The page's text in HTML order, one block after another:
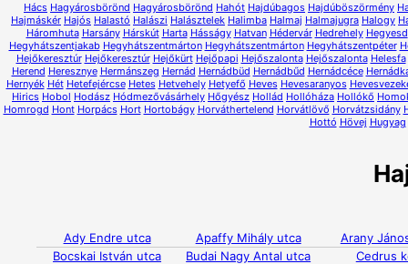
Hács Hagyárosbörönd Hagyárosbörönd Hahót Hajdúbagos Hajdúböszörmény
Hajmáskér Hajós Halastó Halászi Halásztelek Halimba Halmaj Halmajugra Halogy
Háromhuta Harsány Hárskút Harta Hásságy Hatvan Hédervár Hedrehely Hegyesd
Hegyhátszentjakab Hegyhátszentmárton Hegyhátszentmárton Hegyhátszentpéter
Hejőkeresztúr Hejőkeresztúr Hejőkürt Hejőpapi Hejőszalonta Hejőszalonta Helesfa
Herend Heresznye Hermánszeg Hernád Hernádbüd Hernádbűd Hernádcéce
Hernyék Hét Hetefejércse Hetes Hetvehely Hetyefő Heves Hevesaranyos
Hirics Hobol Hodász Hódmezővásárhely Hőgyész Hollád Hollóháza Hollókő
Homrogd Hont Horpács Hort Hortobágy Horváthertelend Horvátlövő Horvátzsidány
Hottó Hövej Hugyag
Ady Endre utca Apaffy Mihály utca
Arany
Bocskai István utca
Budai Nagy Antal utca
Cedrus